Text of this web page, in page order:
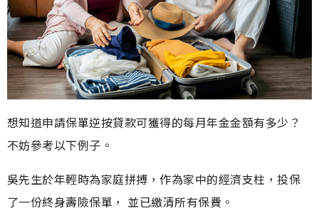
想知道申請保單逆按貸款可獲得的每月年金金額有多少？
不妨參考以下例子。
吳先生於年輕時為家庭拼搏，作為家中的經濟支柱，投保
了一份終身壽險保單， 並已繳清所有保費。